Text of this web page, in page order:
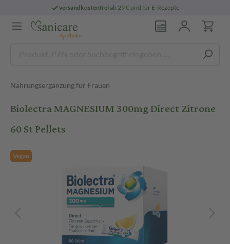
versandkostenfreiab 29 € und für E-Rezepte
Nahrungsergänzung für Frauen
Biolectra MAGNESIUM 300mg Direct Zitrone
60 St Pellets
Vegan